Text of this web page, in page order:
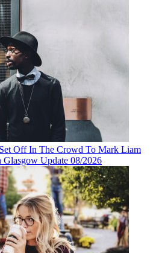
Off In The Crowd To Mark Liam
Glasgow Update 08/2026